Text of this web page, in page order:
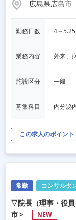
広島県広島市
勤務日数 4～
業務内容 外来、
施設区分 一般
募集科目
この求人のポイント
常勤 コンサルタ
▽院長（理事・役
市＞
NEW